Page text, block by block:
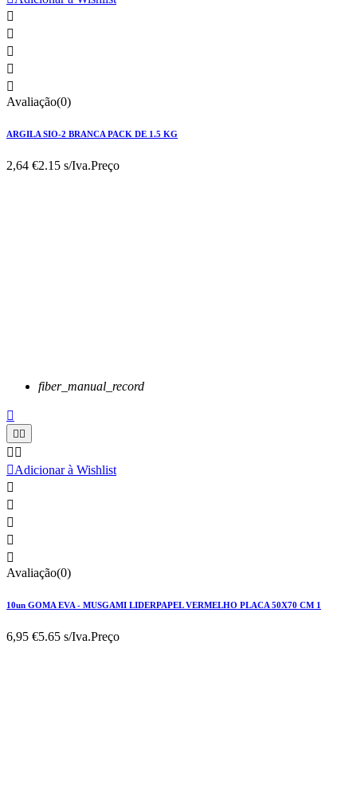





Avaliação(0)
ARGILA SIO-2 BRANCA PACK DE 1.5 KG
2,64 €2.15 s/Iva.Preço
fiber_manual_record

 
 
Adicionar à Wishlist





Avaliação(0)
10un GOMA EVA - MUSGAMI LIDERPAPEL VERMELHO PLACA 50X70 CM 1
6,95 €5.65 s/Iva.Preço